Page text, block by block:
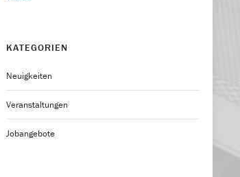
KATEGORIEN
Neuigkeiten
Veranstaltungen
Jobangebote